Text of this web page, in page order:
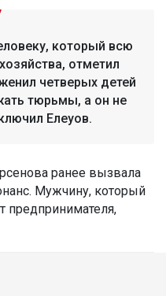
который всю
отметил
четверых детей
тюрьмы, а он не
Елеуов.
ранее вызвала
Мужчину, который
предпринимателя,